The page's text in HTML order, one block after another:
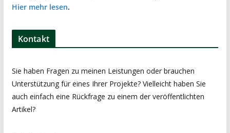
Hier mehr lesen.
Kontakt
Sie haben Fragen zu meinen Leistungen oder brauchen
Unterstützung für eines Ihrer Projekte? Vielleicht haben Sie
auch einfach eine Rückfrage zu einem der veröffentlichten
Artikel?